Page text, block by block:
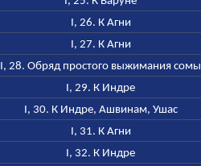
I, 26. К Агни
I, 27. К Агни
I, 28. Обряд простого выжимания сомы
I, 29. К Индре
I, 30. К Индре, Ашвинам, Ушас
I, 31. К Агни
I, 32. К Индре